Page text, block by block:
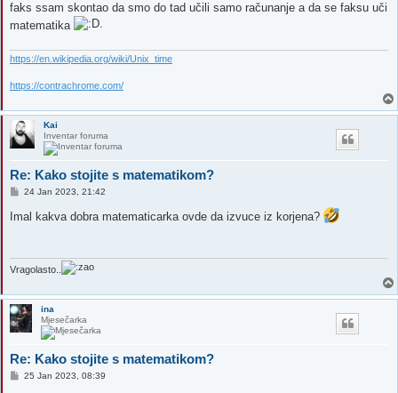
faks ssam skontao da smo do tad učili samo računanje a da se faksu uči
matematika
https://en.wikipedia.org/wiki/Unix_time
https://contrachrome.com/
Kai
Inventar foruma
Re: Kako stojite s matematikom?
P
s
t
24 Jan 2023, 21:42
Imal kakva dobra matematicarka ovde da izvuce iz korjena?
Vragolasto..
ina
Mjesečarka
Re: Kako stojite s matematikom?
P25 Jan 2023, 08:39